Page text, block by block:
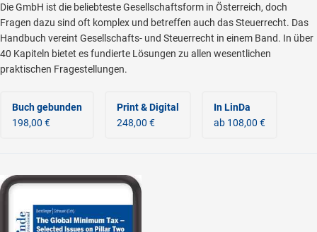
Die GmbH ist die beliebteste Gesellschaftsform in Österreich, doch
Fragen dazu sind oft komplex und betreffen auch das Steuerrecht. Das
Handbuch vereint Gesellschafts- und Steuerrecht in einem Band. In über
40 Kapiteln bietet es fundierte Lösungen zu allen wesentlichen
praktischen Fragestellungen.
Buch gebunden
198,00 €
Print & Digital
248,00 €
In LinDa
ab 108,00 €